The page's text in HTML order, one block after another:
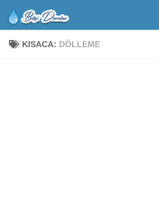
KISACA: DÖLLEME